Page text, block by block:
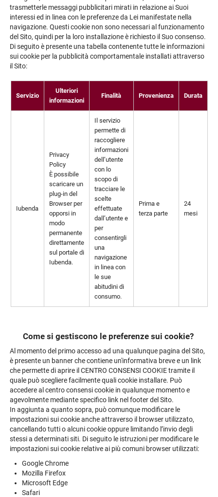
trasmetterle messaggi pubblicitari mirati in relazione ai Suoi
interessi ed in linea con le preferenze da Lei manifestate nella
navigazione. Questi cookie non sono necessari al funzionamento
del Sito, quindi per la loro installazione è richiesto il Suo consenso.
Di seguito è presente una tabella contenente tutte le informazioni
sui cookie per la pubblicità comportamentale installati attraverso
il Sito:
Servizio
Ulteriori
informazioni
Finalità Provenienza Durata
Iubenda
Privacy
Policy
È possibile
scaricare un
plug-in del
Browser per
opporsi in
modo
permanente
direttamente
sul portale di
Iubenda.
Il servizio
permette di
raccogliere
informazioni
dell’utente
con lo
scopo di
tracciare le
scelte
effettuate
dall’utente e
per
consentirgli
una
navigazione
in linea con
le sue
abitudini di
consumo.
Prima e
terza parte
24
mesi
Come si gestiscono le preferenze sui cookie?
Al momento del primo accesso ad una qualunque pagina del Sito,
è presente un banner che contiene un'informativa breve e un link
che permette di aprire il CENTRO CONSENSI COOKIE tramite il
quale può scegliere facilmente quali cookie installare. Può
accedere al centro consensi cookie in qualunque momento e
agevolmente mediante specifico link nel footer del Sito.
In aggiunta a quanto sopra, può comunque modificare le
impostazioni sui cookie anche attraverso il browser utilizzato,
cancellando tutti o alcuni cookie oppure limitando l’invio degli
stessi a determinati siti. Di seguito le istruzioni per modificare le
impostazioni sui cookie relative ai più comuni browser utilizzati:
Google Chrome
Mozilla Firefox
Microsoft Edge
Safari